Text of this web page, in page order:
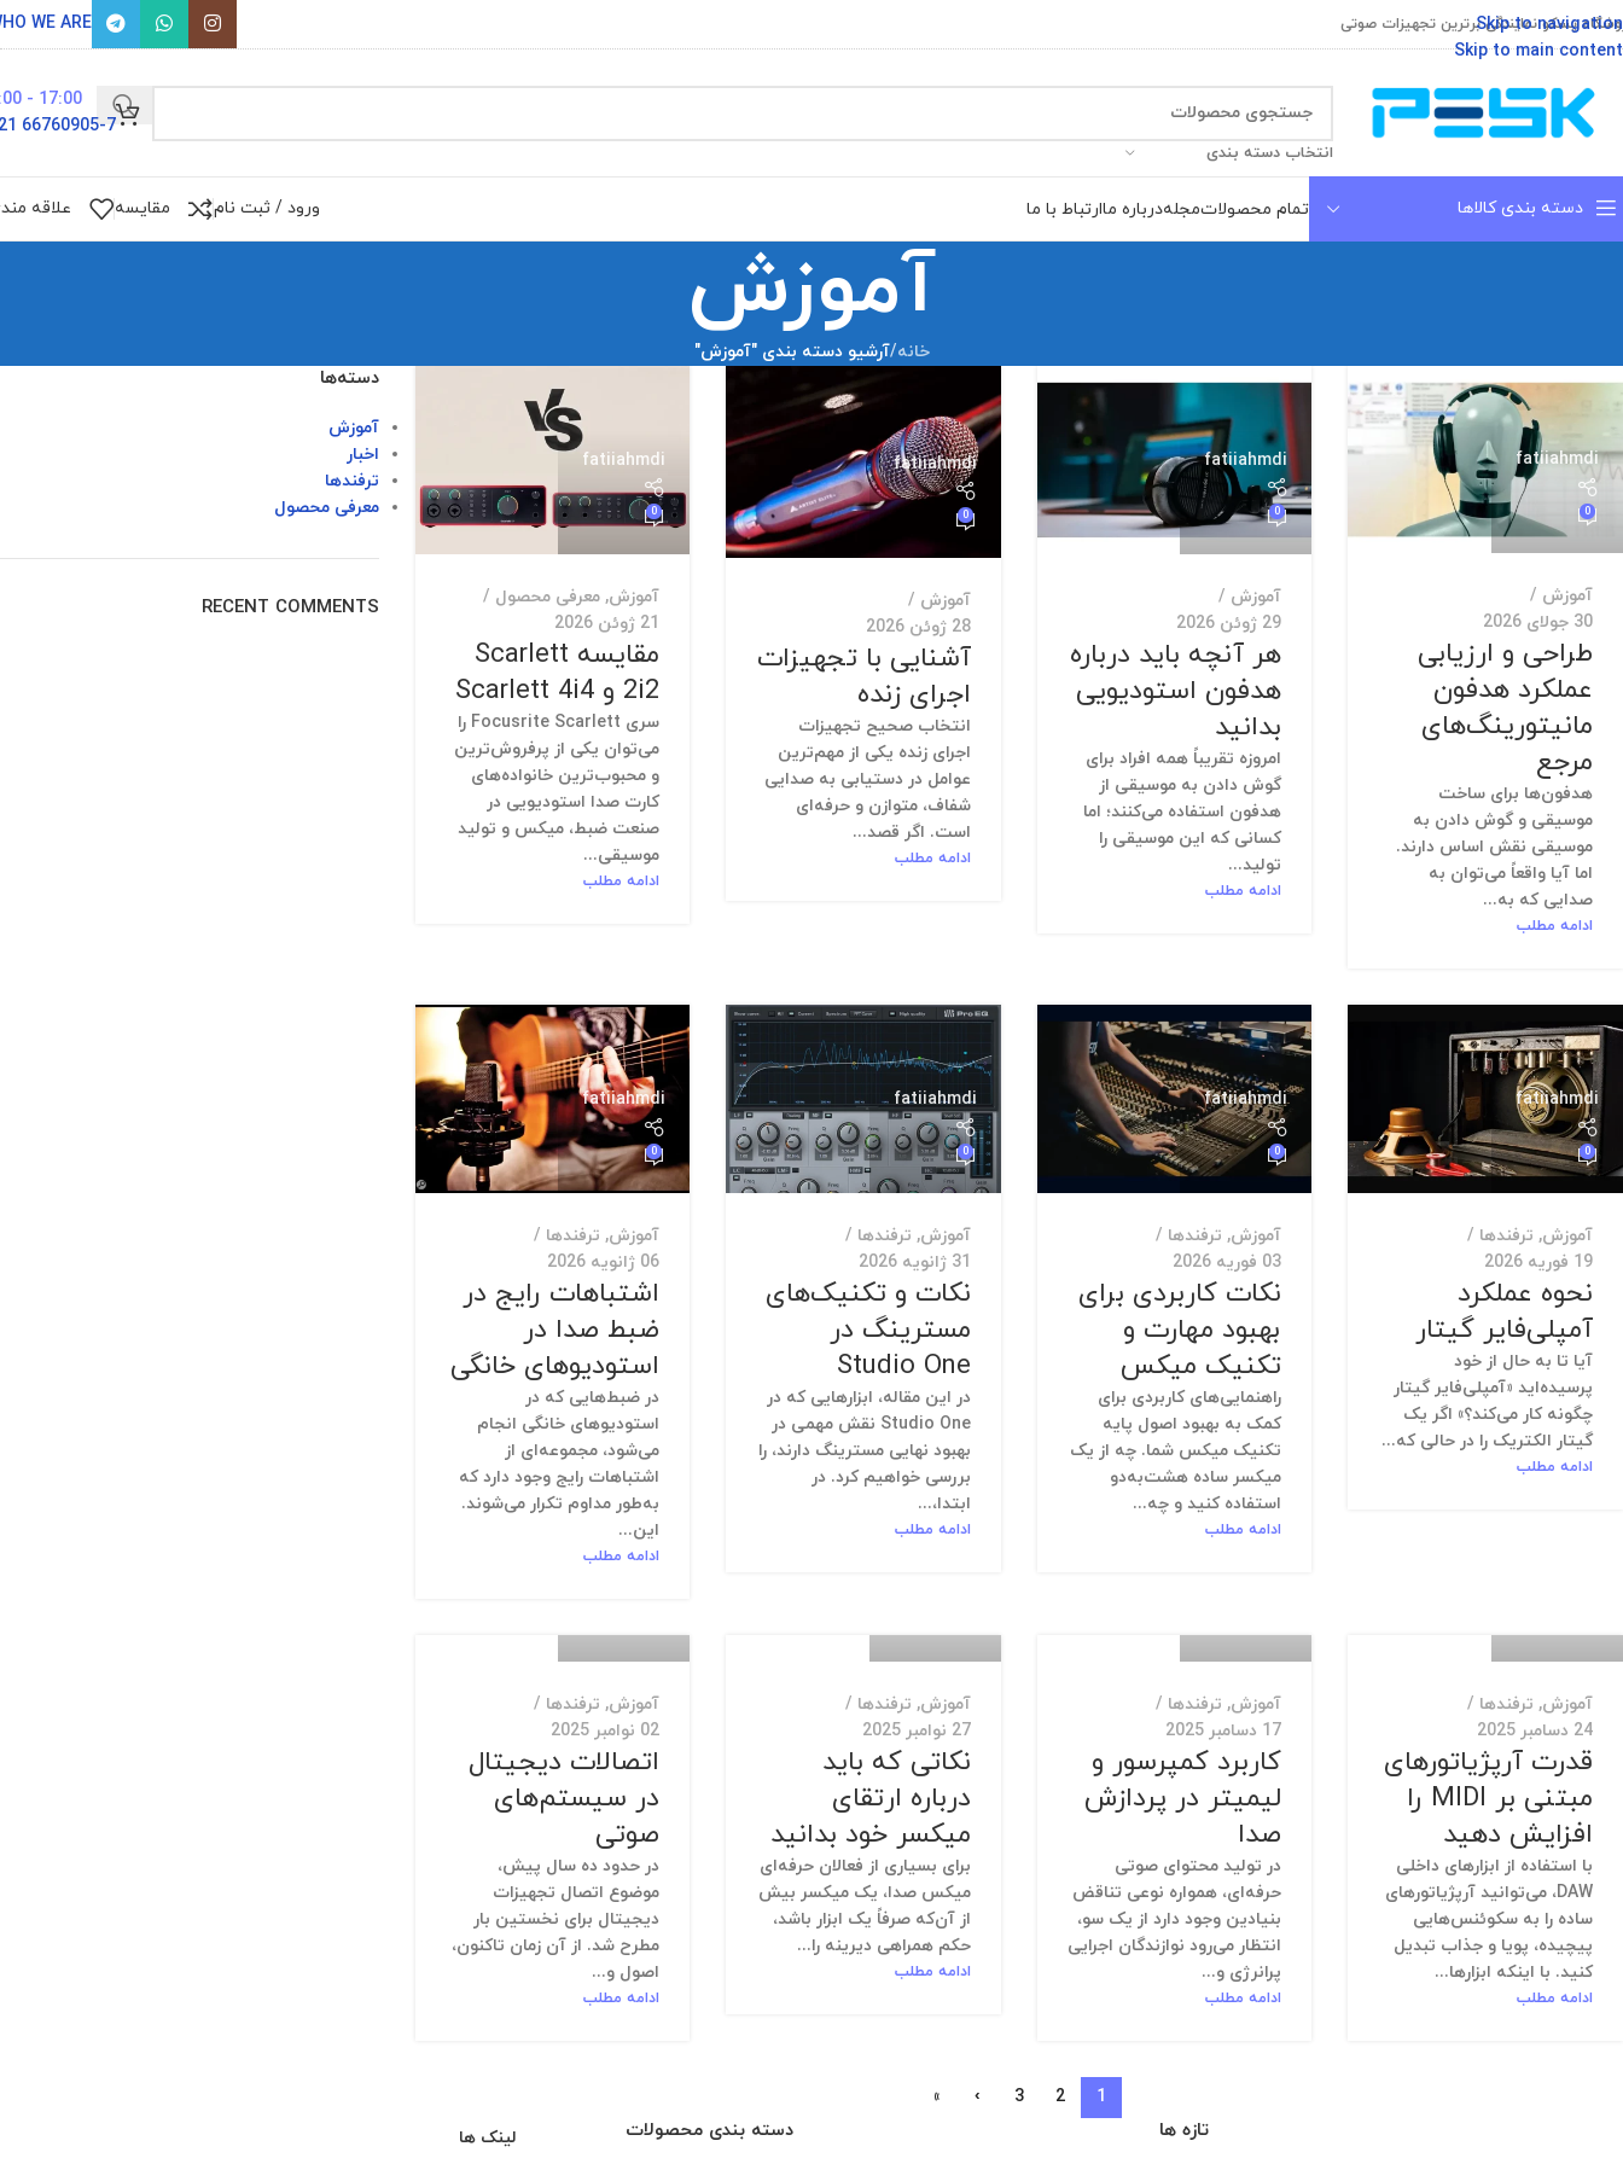
Skip to navigation
Skip to main content
پسکو نمایندگی برترین تجهیزات صوتی WE ARE
انتخاب دسته بندی
17:00 - 9:00
66760905-7 021
دسته بندی کالاها تمام محصولاتمجلهدرباره ماارتباط با ما ورود / ثبت نام مقایسه علاقه
آموزش
خانه/آرشیو دسته بندی "آموزش"
fatiiahmdi
0
آموزش
30 جولای 2026
طراحی و ارزیابی
عملکرد هدفون‌
مانیتورینگ‌های
مرجع
هدفون‌ها برای ساخت
موسیقی و گوش دادن به
موسیقی نقش اساس دارند.
اما آیا واقعاً می‌توان به
صدایی که به...
ادامه مطلب
fatiiahmdi
0
آموزش
29 ژوئن 2026
هر آنچه باید درباره
هدفون استودیویی
بدانید
امروزه تقریباً همه افراد برای
گوش دادن به موسیقی از
هدفون استفاده می‌کنند؛ اما
کسانی که این موسیقی را
تولید...
ادامه مطلب
fatiiahmdi
0
آموزش
28 ژوئن 2026
آشنایی با تجهیزات
اجرای زنده
انتخاب صحیح تجهیزات
اجرای زنده یکی از مهم‌ترین
عوامل در دستیابی به صدایی
شفاف، متوازن و حرفه‌ای
است. اگر قصد...
ادامه مطلب
fatiiahmdi
0
آموزش, معرفی محصول
21 ژوئن 2026
مقایسه Scarlett
2i2 و Scarlett 4i4
سری Focusrite Scarlett را
می‌توان یکی از پرفروش‌ترین
و محبوب‌ترین خانواده‌های
کارت صدا استودیویی در
صنعت ضبط، میکس و تولید
موسیقی...
ادامه مطلب
fatiiahmdi
0
آموزش, ترفندها
19 فوریه 2026
نحوه عملکرد
آمپلی‌فایر گیتار
آیا تا به حال از خود
پرسیده‌اید «آمپلی‌فایر گیتار
چگونه کار می‌کند؟» اگر یک
گیتار الکتریک را در حالی که...
ادامه مطلب
fatiiahmdi
0
آموزش, ترفندها
03 فوریه 2026
نکات کاربردی برای
بهبود مهارت و
تکنیک میکس
راهنمایی‌های کاربردی برای
کمک به بهبود اصول پایه
تکنیک میکس شما. چه از یک
میکسر ساده هشت‌به‌دو
استفاده کنید و چه...
ادامه مطلب
fatiiahmdi
0
آموزش, ترفندها
31 ژانویه 2026
نکات و تکنیک‌های
مسترینگ در
Studio One
در این مقاله، ابزارهایی که در
Studio One نقش مهمی در
بهبود نهایی مسترینگ دارند، را
بررسی خواهیم کرد. در
ابتدا،...
ادامه مطلب
fatiiahmdi
0
آموزش, ترفندها
06 ژانویه 2026
اشتباهات رایج در
ضبط صدا در
استودیوهای خانگی
در ضبط‌هایی که در
استودیوهای خانگی انجام
می‌شود، مجموعه‌ای از
اشتباهات رایج وجود دارد که
به‌طور مداوم تکرار می‌شوند.
این...
ادامه مطلب
آموزش, ترفندها
24 دسامبر 2025
قدرت آرپژیاتورهای
مبتنی بر MIDI را
افزایش دهید
با استفاده از ابزارهای داخلی
DAW، می‌توانید آرپژیاتورهای
ساده را به سکوئنس‌هایی
پیچیده، پویا و جذاب تبدیل
کنید. با اینکه ابزارها...
ادامه مطلب
آموزش, ترفندها
17 دسامبر 2025
کاربرد کمپرسور و
لیمیتر در پردازش
صدا
در تولید محتوای صوتی
حرفه‌ای، همواره نوعی تناقض
بنیادین وجود دارد از یک سو،
انتظار می‌رود نوازندگان اجرایی
پرانرژی و...
ادامه مطلب
آموزش, ترفندها
27 نوامبر 2025
نکاتی که باید
درباره ارتقای
میکسر خود بدانید
برای بسیاری از فعالان حرفه‌ای
میکس صدا، یک میکسر بیش
از آن‌که صرفاً یک ابزار باشد،
حکم همراهی دیرینه را...
ادامه مطلب
fatiiahmdi
آموزش, ترفندها
02 نوامبر 2025
اتصالات دیجیتال
در سیستم‌های
صوتی
در حدود ده سال پیش،
موضوع اتصال تجهیزات
دیجیتال برای نخستین بار
مطرح شد. از آن زمان تاکنون،
اصول و...
ادامه مطلب
1
2
3
›
»
دسته‌ها
آموزش
اخبار
ترفندها
معرفی محصول
RECENT COMMENTS
تازه ها دسته بندی محصولات لینک ها